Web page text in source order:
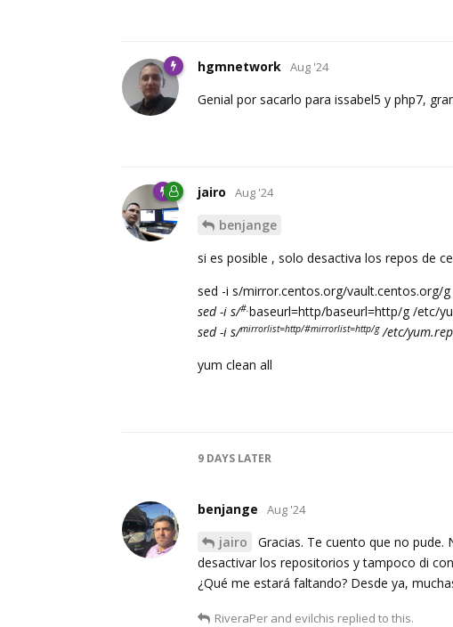
hgmnetwork Aug '24
Genial por sacarlo para issabel5 y php7,
jairo Aug '24
benjange
si es posible , solo desactiva los repos de
sed -i s/mirror.centos.org/vault.centos.org/
sed -i s/#.baseurl=http/baseurl=http/g /etc/
sed -i s/mirrorlist=http/#mirrorlist=http/g/etc/
yum clean all
9 DAYS LATER
benjange Aug '24
jairo
Gracias. Te cuento que no
desactivar los repositorios y tampoco di
¿Qué me estará faltando? Desde ya,
RiveraPer and evilchis replied to this.